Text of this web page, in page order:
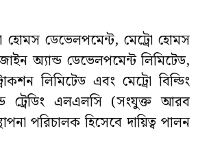
হোমস ডেভেলপমেন্ট, মেট্রো হোমস
অ্যান্ড ডেভেলপমেন্ট লিমিটেড,
লিমিটেড এবং মেট্রো বিল্ডিং
ট্রেডিং এলএলসি (সংযুক্ত আরব
পরিচালক হিসেবে দায়িত্ব পালন